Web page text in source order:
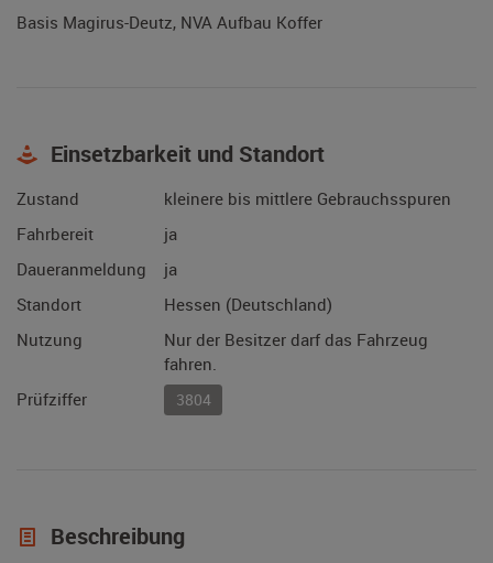
Basis Magirus-Deutz, NVA Aufbau Koffer
Einsetzbarkeit und Standort
Zustand
kleinere bis mittlere Gebrauchsspuren
Fahrbereit
ja
Daueranmeldung
ja
Standort
Hessen (Deutschland)
Nutzung
Nur der Besitzer darf das Fahrzeug
fahren.
Prüfziffer
3804
Beschreibung